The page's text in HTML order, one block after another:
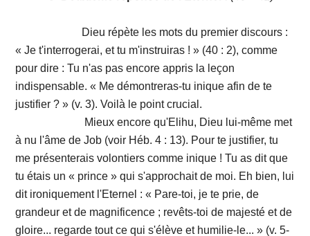
Dieu répète les mots du premier discours :
« Je t'interrogerai, et tu m'instruiras ! » (40 : 2), comme
pour dire : Tu n'as pas encore appris la leçon
indispensable. « Me démontreras-tu inique afin de te
justifier ? » (v. 3). Voilà le point crucial.
Mieux encore qu'Elihu, Dieu lui-même met
à nu l'âme de Job (voir Héb. 4 : 13). Pour te justifier, tu
me présenterais volontiers comme inique ! Tu as dit que
tu étais un « prince » qui s'approchait de moi. Eh bien, lui
dit ironiquement l'Eternel : « Pare-toi, je te prie, de
grandeur et de magnificence ; revêts-toi de majesté et de
gloire... regarde tout ce qui s'élève et humilie-le... » (v. 5-